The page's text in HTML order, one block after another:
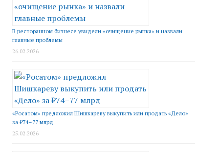
В ресторанном бизнесе увидели «очищение рынка» и назвали
главные проблемы
26.02.2026
«Росатом» предложил Шишкареву выкупить или продать «Дело»
за ₽74–77 млрд
25.02.2026